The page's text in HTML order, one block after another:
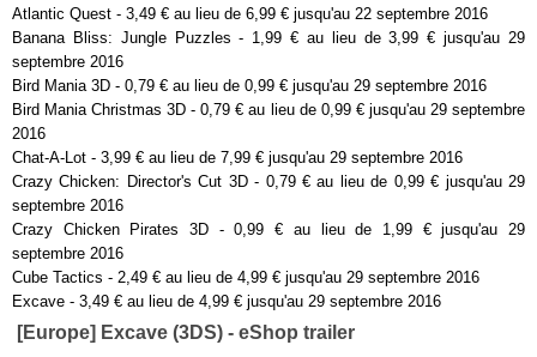
Atlantic Quest - 3,49 € au lieu de 6,99 € jusqu'au 22 septembre 2016
Banana Bliss: Jungle Puzzles - 1,99 € au lieu de 3,99 € jusqu'au 29
septembre 2016
Bird Mania 3D - 0,79 € au lieu de 0,99 € jusqu'au 29 septembre 2016
Bird Mania Christmas 3D - 0,79 € au lieu de 0,99 € jusqu'au 29 septembre
2016
Chat-A-Lot - 3,99 € au lieu de 7,99 € jusqu'au 29 septembre 2016
Crazy Chicken: Director's Cut 3D - 0,79 € au lieu de 0,99 € jusqu'au 29
septembre 2016
Crazy Chicken Pirates 3D - 0,99 € au lieu de 1,99 € jusqu'au 29
septembre 2016
Cube Tactics - 2,49 € au lieu de 4,99 € jusqu'au 29 septembre 2016
Excave - 3,49 € au lieu de 4,99 € jusqu'au 29 septembre 2016
[Europe] Excave (3DS) - eShop trailer